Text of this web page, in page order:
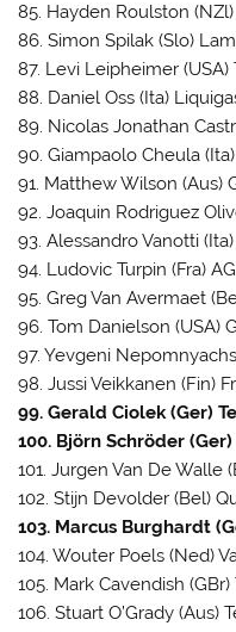
85. Hayden Roulston
86. Simon Spilak (Slo)
87. Levi Leipheimer (USA)
88. Daniel Oss (Ita)
89. Nicolas Jonathan
90. Giampaolo Cheula
91. Matthew Wilson (Aus)
92. Joaquin Rodriguez
93. Alessandro Vanotti
94. Ludovic Turpin (Fra)
95. Greg Van Avermaet
96. Tom Danielson (USA)
97. Yevgeni
98. Jussi Veikkanen (Fin)
99. Gerald Ciolek (Ger)
100. Björn Schröder
101. Jurgen Van De Walle
102. Stijn Devolder (Bel)
103. Marcus Burghardt
104. Wouter Poels (Ned)
105. Mark Cavendish
106. Stuart O’Grady (Aus)